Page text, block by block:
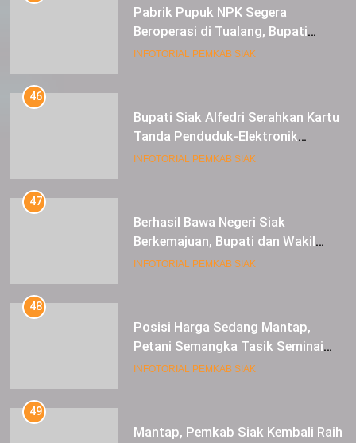
Pabrik Pupuk NPK Segera
Beroperasi di Tualang, Bupati
Alfedri Investasi ini Tingkatkan
INFOTORIAL PEMKAB SIAK
46
Bupati Siak Alfedri Serahkan Kartu
Tanda Penduduk-Elektronik
Kepada Pelajar SMK 1 Koto Gasib
INFOTORIAL PEMKAB SIAK
47
Berhasil Bawa Negeri Siak
Berkemajuan, Bupati dan Wakil
Bupati Siak Terima Gelar Adat
INFOTORIAL PEMKAB SIAK
48
Posisi Harga Sedang Mantap,
Petani Semangka Tasik Seminai
Raup Untung
INFOTORIAL PEMKAB SIAK
49
Mantap, Pemkab Siak Kembali Raih